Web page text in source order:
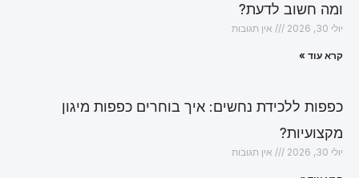
ומה חשוב לדעת?
יולי 30, 2026 אין תגובות
קרא עוד »
כפפות ללכידת נחשים: איך בוחרים כפפות מיגון
מקצועיות?
יולי 30, 2026 אין תגובות